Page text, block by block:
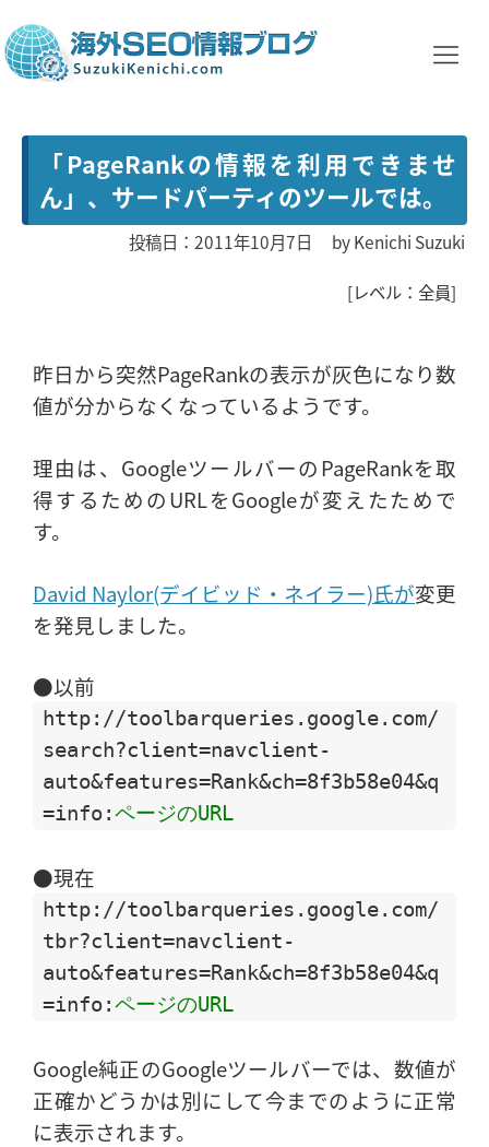
「PageRankの情報を利用できませ
ん」、サードパーティのツールでは。
投稿日：2011年10月7日 byKenichi Suzuki
[レベル：全員]
昨日から突然PageRankの表示が灰色になり数
値が分からなくなっているようです。
理由は、GoogleツールバーのPageRankを取
得するためのURLをGoogleが変えたためで
す。
David Naylor(デイビッド・ネイラー)氏が変更
を発見しました。
●以前
http://toolbarqueries.google.com/
search?client=navclient-
auto&features=Rank&ch=8f3b58e04&q
=info:ページのURL
●現在
http://toolbarqueries.google.com/
tbr?client=navclient-
auto&features=Rank&ch=8f3b58e04&q
=info:ページのURL
Google純正のGoogleツールバーでは、数値が
正確かどうかは別にして今までのように正常
に表示されます。